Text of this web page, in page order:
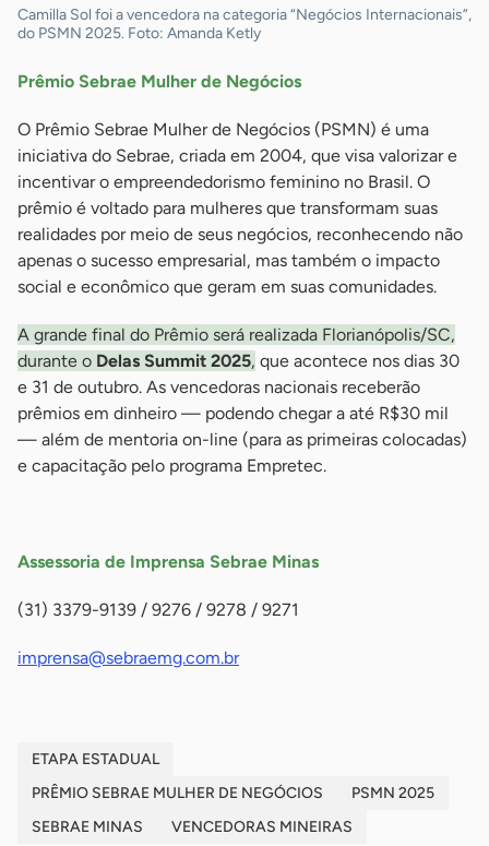
Camilla Sol foi a vencedora na categoria “Negócios Internacionais”,
do PSMN 2025. Foto: Amanda Ketly
Prêmio Sebrae Mulher de Negócios
O Prêmio Sebrae Mulher de Negócios (PSMN) é uma
iniciativa do Sebrae, criada em 2004, que visa valorizar e
incentivar o empreendedorismo feminino no Brasil. O
prêmio é voltado para mulheres que transformam suas
realidades por meio de seus negócios, reconhecendo não
apenas o sucesso empresarial, mas também o impacto
social e econômico que geram em suas comunidades.
A grande final do Prêmio será realizada Florianópolis/SC,
durante o Delas Summit 2025, que acontece nos dias 30
e 31 de outubro. As vencedoras nacionais receberão
prêmios em dinheiro — podendo chegar a até R$30 mil
— além de mentoria on-line (para as primeiras colocadas)
e capacitação pelo programa Empretec.
Assessoria de Imprensa Sebrae Minas
(31) 3379-9139 / 9276 / 9278 / 9271
imprensa@sebraemg.com.br
ETAPA ESTADUAL
PRÊMIO SEBRAE MULHER DE NEGÓCIOS
PSMN 2025
SEBRAE MINAS
VENCEDORAS MINEIRAS